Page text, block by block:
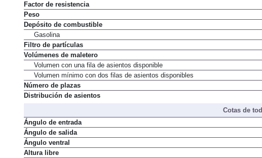
Factor de resistencia
Peso
Depósito de combustible
Gasolina
Filtro de partículas
Volúmenes de maletero
Volumen con una fila de asientos disponible
Volumen mínimo con dos filas de asientos disponibles
Número de plazas
Distribución de asientos
Cotas de
Ángulo de entrada
Ángulo de salida
Ángulo ventral
Altura libre